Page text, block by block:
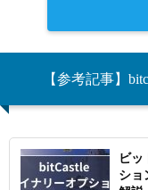
【参考記事】
ビッ
ショ